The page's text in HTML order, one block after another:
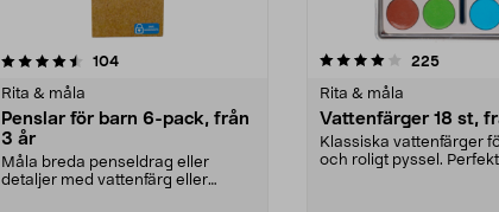
104recensioner
Rita & måla
Penslar för barn 6-pack, från
3 år
Måla breda penseldrag eller
detaljer med vattenfärg eller
4.0 av 5 stjärnor 225
Rita & måla
Vattenfärger 18 st,
Klassiska vattenfärger
och roligt pyssel.
4.5 av 5